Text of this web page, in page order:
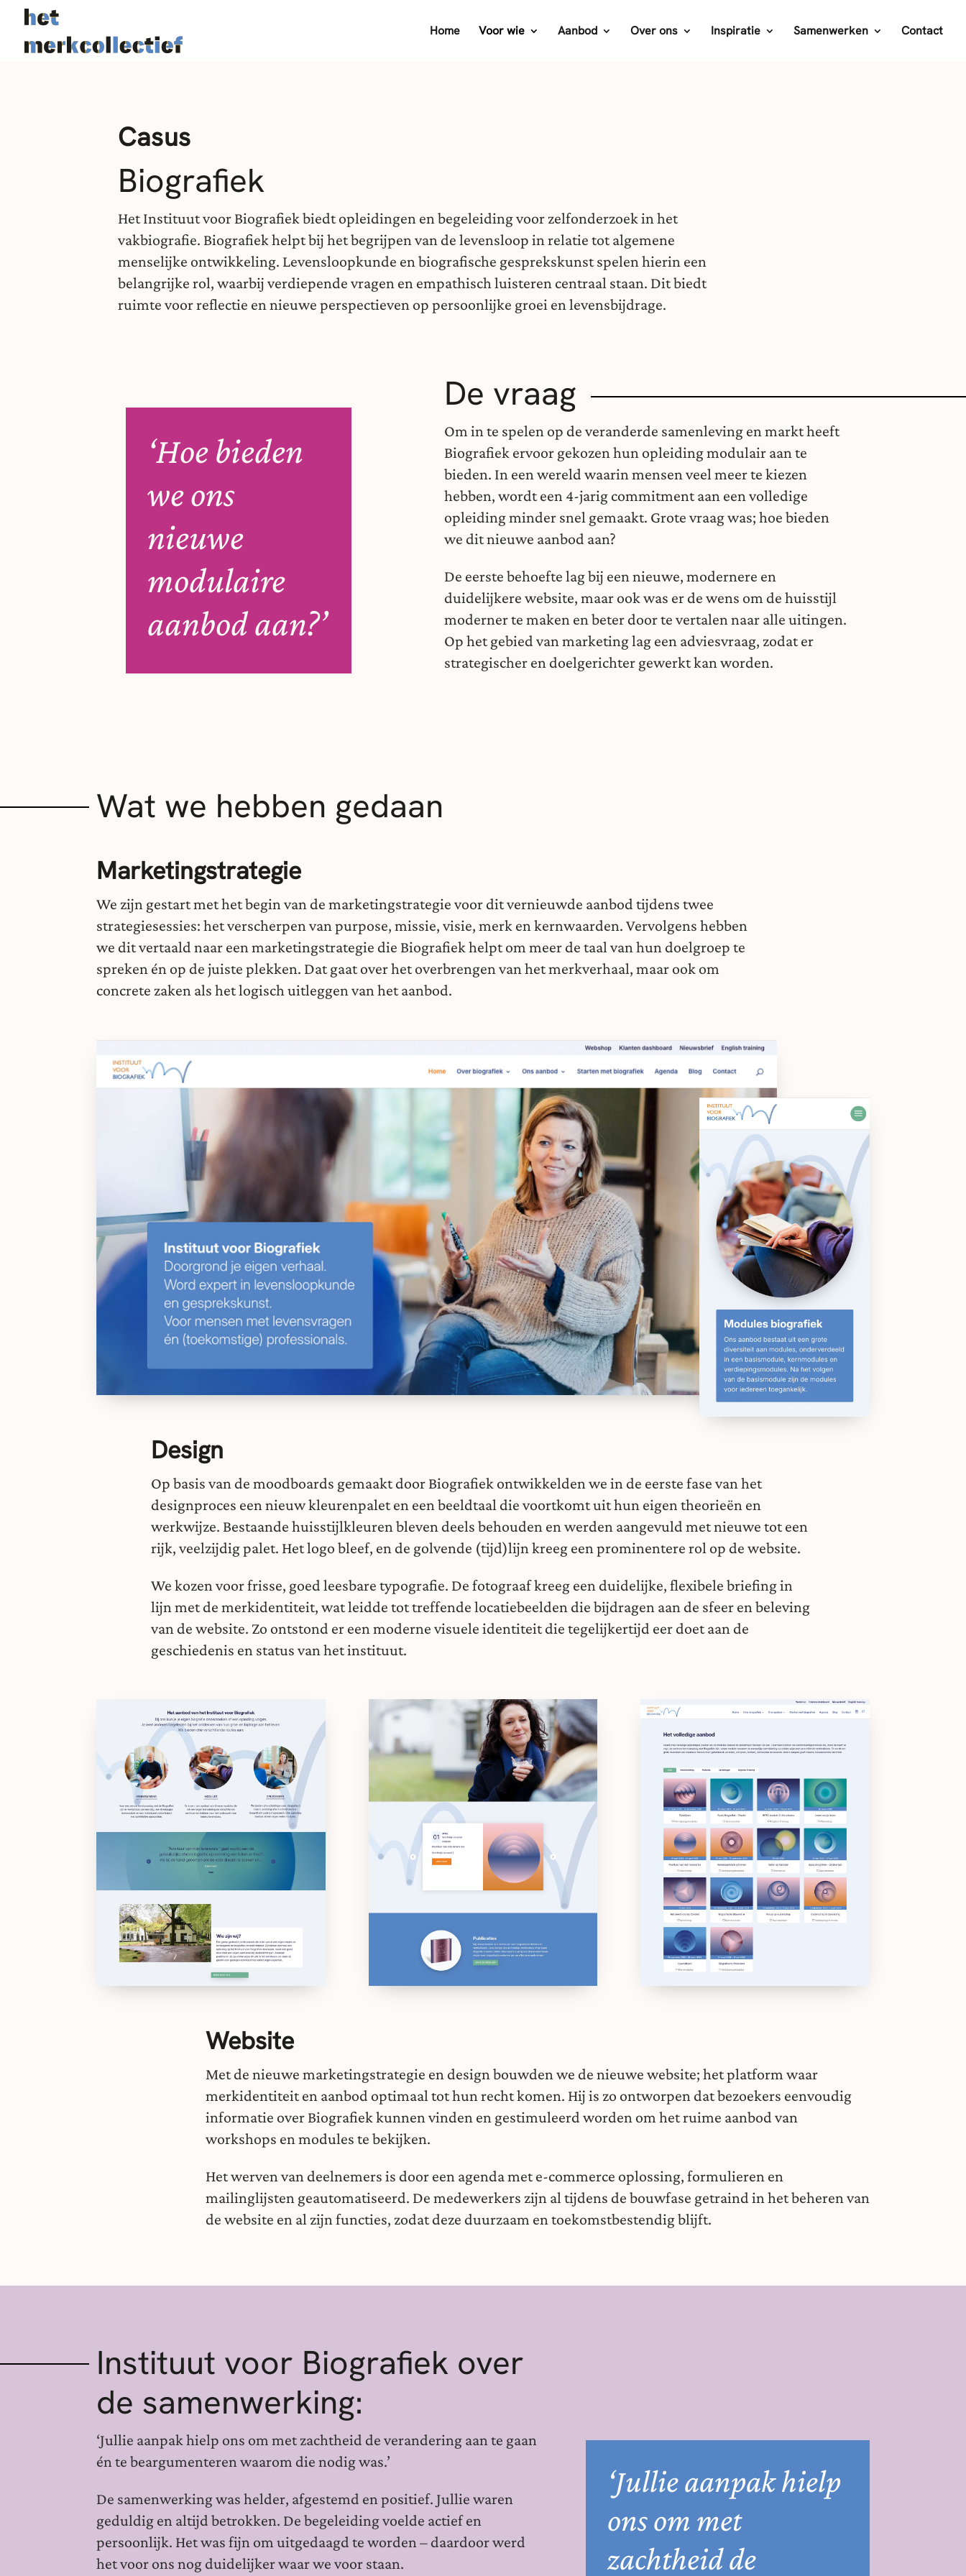
Home Voor wie Aanbod Over ons Inspiratie Samenwerken Contact
Casus
Biografiek
Het Instituut voor Biografiek biedt opleidingen en begeleiding voor zelfonderzoek in het
vakbiografie. Biografiek helpt bij het begrijpen van de levensloop in relatie tot algemene
menselijke ontwikkeling. Levensloopkunde en biografische gesprekskunst spelen hierin een
belangrijke rol, waarbij verdiepende vragen en empathisch luisteren centraal staan. Dit biedt
ruimte voor reflectie en nieuwe perspectieven op persoonlijke groei en levensbijdrage.
‘Hoe bieden
we ons
nieuwe
modulaire
aanbod aan?’
De vraag
Om in te spelen op de veranderde samenleving en markt heeft
Biografiek ervoor gekozen hun opleiding modulair aan te
bieden. In een wereld waarin mensen veel meer te kiezen
hebben, wordt een 4-jarig commitment aan een volledige
opleiding minder snel gemaakt. Grote vraag was; hoe bieden
we dit nieuwe aanbod aan?
De eerste behoefte lag bij een nieuwe, modernere en
duidelijkere website, maar ook was er de wens om de huisstijl
moderner te maken en beter door te vertalen naar alle uitingen.
Op het gebied van marketing lag een adviesvraag, zodat er
strategischer en doelgerichter gewerkt kan worden.
Wat we hebben gedaan
Marketingstrategie
We zijn gestart met het begin van de marketingstrategie voor dit vernieuwde aanbod tijdens twee
strategiesessies: het verscherpen van purpose, missie, visie, merk en kernwaarden. Vervolgens hebben
we dit vertaald naar een marketingstrategie die Biografiek helpt om meer de taal van hun doelgroep te
spreken én op de juiste plekken. Dat gaat over het overbrengen van het merkverhaal, maar ook om
concrete zaken als het logisch uitleggen van het aanbod.
Design
Op basis van de moodboards gemaakt door Biografiek ontwikkelden we in de eerste fase van het
designproces een nieuw kleurenpalet en een beeldtaal die voortkomt uit hun eigen theorieën en
werkwijze. Bestaande huisstijlkleuren bleven deels behouden en werden aangevuld met nieuwe tot een
rijk, veelzijdig palet. Het logo bleef, en de golvende (tijd)lijn kreeg een prominentere rol op de website.
We kozen voor frisse, goed leesbare typografie. De fotograaf kreeg een duidelijke, flexibele briefing in
lijn met de merkidentiteit, wat leidde tot treffende locatiebeelden die bijdragen aan de sfeer en beleving
van de website. Zo ontstond er een moderne visuele identiteit die tegelijkertijd eer doet aan de
geschiedenis en status van het instituut.
Website
Met de nieuwe marketingstrategie en design bouwden we de nieuwe website; het platform waar
merkidentiteit en aanbod optimaal tot hun recht komen. Hij is zo ontworpen dat bezoekers eenvoudig
informatie over Biografiek kunnen vinden en gestimuleerd worden om het ruime aanbod van
workshops en modules te bekijken.
Het werven van deelnemers is door een agenda met e-commerce oplossing, formulieren en
mailinglijsten geautomatiseerd. De medewerkers zijn al tijdens de bouwfase getraind in het beheren van
de website en al zijn functies, zodat deze duurzaam en toekomstbestendig blijft.
Instituut voor Biografiek over
de samenwerking:
‘Jullie aanpak hielp ons om met zachtheid de verandering aan te gaan
én te beargumenteren waarom die nodig was.’
De samenwerking was helder, afgestemd en positief. Jullie waren
geduldig en altijd betrokken. De begeleiding voelde actief en
persoonlijk. Het was fijn om uitgedaagd te worden – daardoor werd
het voor ons nog duidelijker waar we voor staan.
‘Jullie aanpak hielp
ons om met
zachtheid de